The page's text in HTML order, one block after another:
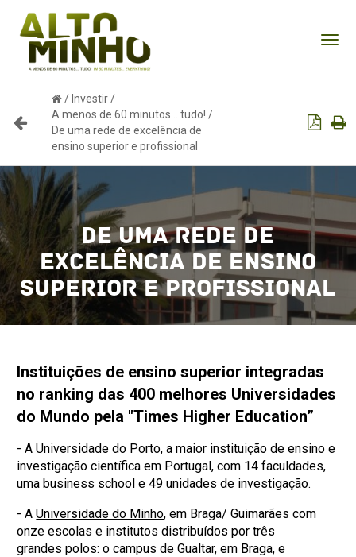
/ Investir/
A menos de 60 minutos... tudo! /
De uma rede de excelência de
ensino superior e profissional
De uma rede de
excelência de ensino
superior e profissional
Instituições de ensino superior integradas
no ranking das 400 melhores Universidades
do Mundo pela "Times Higher Education”
- AUniversidade do Porto, a maior instituição de ensino e
investigação científica em Portugal, com 14 faculdades,
uma business school e 49 unidades de investigação.
- AUniversidade do Minho, em Braga/ Guimarães com
onze escolas e institutos distribuídos por três
grandes polos: o campus de Gualtar, em Braga, e